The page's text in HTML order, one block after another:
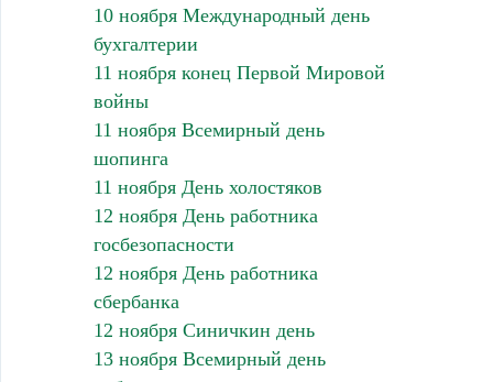
10 ноября Международный день
бухгалтерии
11 ноября конец Первой Мировой
войны
11 ноября Всемирный день
шопинга
11 ноября День холостяков
12 ноября День работника
госбезопасности
12 ноября День работника
сбербанка
12 ноября Синичкин день
13 ноября Всемирный день